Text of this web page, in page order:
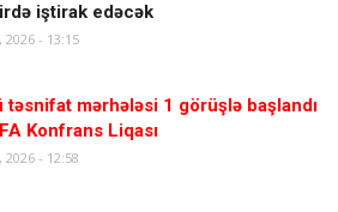
iştirak edəcək
2026 - 13:15
təsnifat mərhələsi 1 görüşlə başlandı
Konfrans Liqası
2026 - 12:58